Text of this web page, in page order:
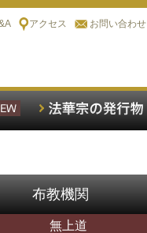
アクセス お問い合わせ
布教機関
無上道